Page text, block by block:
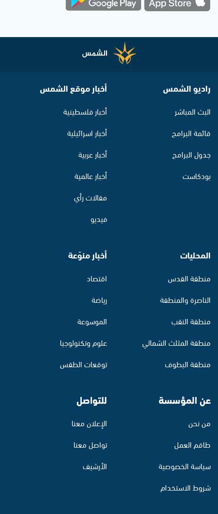
راديو الشمس
البث المباشر
قائمة البرامج
جدول البرامج
بودكاست
أخبار موقع الشمس
أخبار فلسطينية
أخبار اسرائيلية
أخبار عربية
أخبار عالمية
مقالات رأي
فيديو
المحليات
منطقة القدس
الناصرة والمنطقة
منطقة النقب
منطقة المثلث الشمالي
منطقة البطوف
أخبار منوّعة
اقتصاد
رياضة
الموسوعة
علوم وتكنولوجيا
توقعات الطقس
عن المؤسسة
من نحن
طاقم العمل
سياسة الخصوصية
شروط الاستخدام
للتواصل
الإعلان معنا
تواصل معنا
الأرشيف